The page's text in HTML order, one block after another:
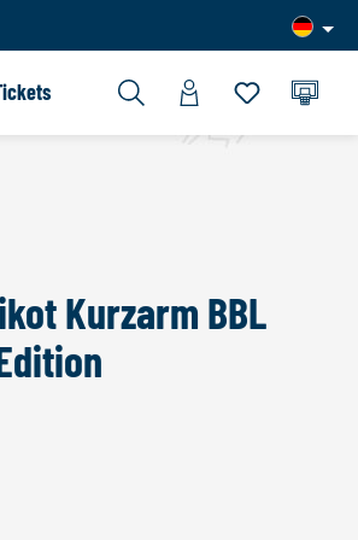
Du hast 0
Kurzarm BBL